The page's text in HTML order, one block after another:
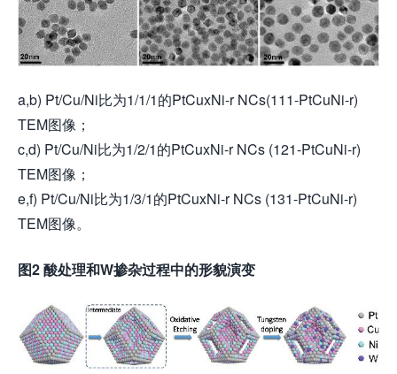
a,b) Pt/Cu/Ni比为1/1/1的PtCuxNi-r NCs(111-PtCuNi-r)
TEM图像；
c,d) Pt/Cu/Ni比为1/2/1的PtCuxNi-r NCs (121-PtCuNi-r)
TEM图像；
e,f) Pt/Cu/Ni比为1/3/1的PtCuxNi-r NCs (131-PtCuNi-r)
TEM图像。
图2 酸处理和W掺杂过程中的形貌演变